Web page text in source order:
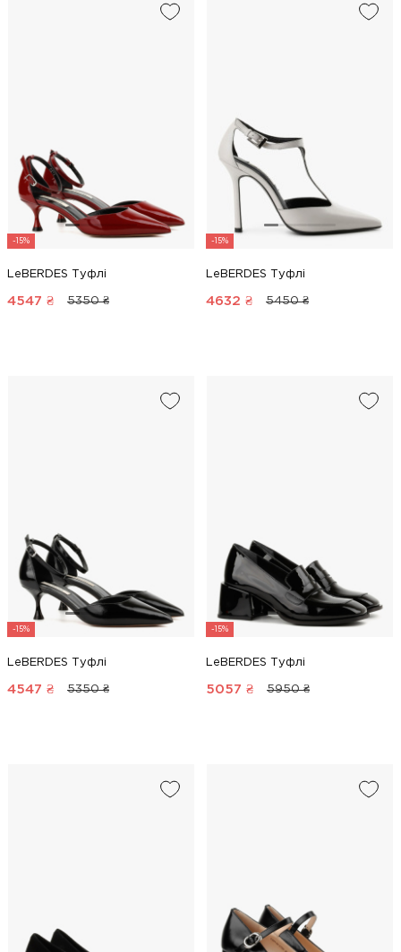
-15%
LeBERDES Туфлі
4547 ₴ 5350 ₴
-15%
LeBERDES Туфлі
4632 ₴ 5450 ₴
-15%
LeBERDES Туфлі
4547 ₴ 5350 ₴
-15%
LeBERDES Туфлі
5057 ₴ 5950 ₴